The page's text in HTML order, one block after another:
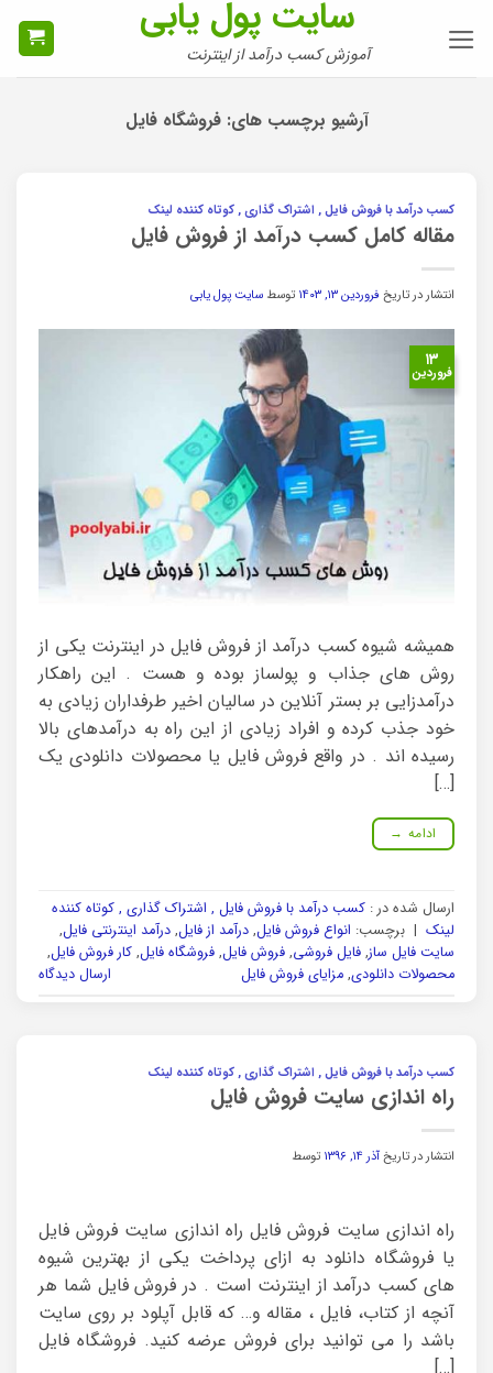
سایت پول یابی
آموزش کسب درآمد از اینترنت
آرشیو برچسب های:فروشگاه فایل
کسب درآمد با فروش فایل , اشتراک گذاری , کوتاه کننده لینک
مقاله کامل کسب درآمد از فروش فایل
انتشار در تاریخ فروردین ۱۳, ۱۴۰۳ توسط سایت پول یابی
۱۳
فروردین
همیشه شیوه کسب درآمد از فروش فایل در اینترنت یکی از
روش های جذاب و پولساز بوده و هست . این راهکار
درآمدزایی بر بستر آنلاین در سالیان اخیر طرفداران زیادی به
خود جذب کرده و افراد زیادی از این راه به درآمدهای بالا
رسیده اند . در واقع فروش فایل یا محصولات دانلودی یک
[…]
ادامه →
ارسال شده در : کسب درآمد با فروش فایل , اشتراک گذاری , کوتاه کننده
لینک | برچسب: انواع فروش فایل, درآمد از فایل, درآمد اینترنتی فایل,
سایت فایل ساز, فایل فروشی, فروش فایل, فروشگاه فایل, کار فروش فایل,
محصولات دانلودی, مزایای فروش فایل ارسال دیدگاه
کسب درآمد با فروش فایل , اشتراک گذاری , کوتاه کننده لینک
راه اندازی سایت فروش فایل
انتشار در تاریخآذر ۱۴, ۱۳۹۶ توسط
راه اندازی سایت فروش فایل راه اندازی سایت فروش فایل
یا فروشگاه دانلود به ازای پرداخت یکی از بهترین شیوه
های کسب درآمد از اینترنت است . در فروش فایل شما هر
آنچه از کتاب، فایل ، مقاله و… که قابل آپلود بر روی سایت
باشد را می توانید برای فروش عرضه کنید. فروشگاه فایل